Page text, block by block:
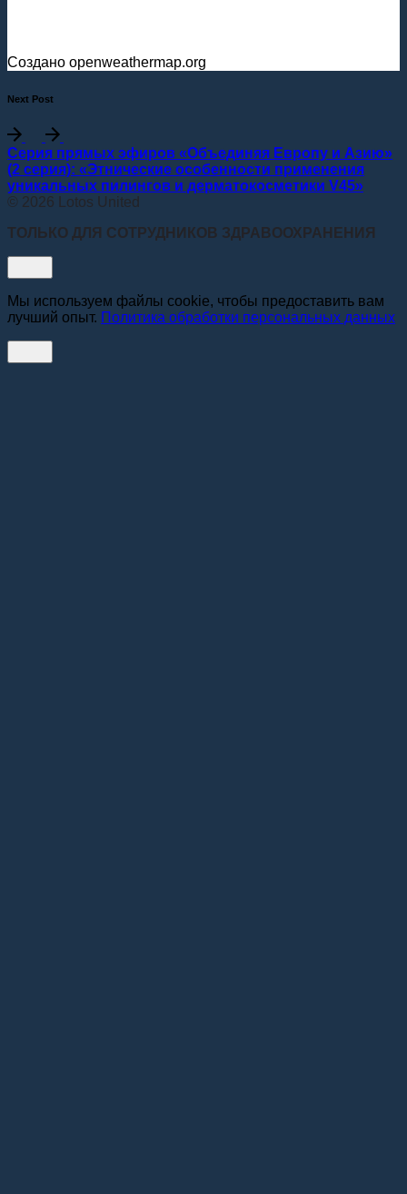
Создано openweathermap.org
Next Post
Серия прямых эфиров «Объединяя Европу и Азию»
(2 серия): «Этнические особенности применения
уникальных пилингов и дерматокосметики V45»
© 2026 Lotos United
ТОЛЬКО ДЛЯ СОТРУДНИКОВ ЗДРАВООХРАНЕНИЯ
Мы используем файлы cookie, чтобы предоставить вам
лучший опыт. Политика обработки персональных данных